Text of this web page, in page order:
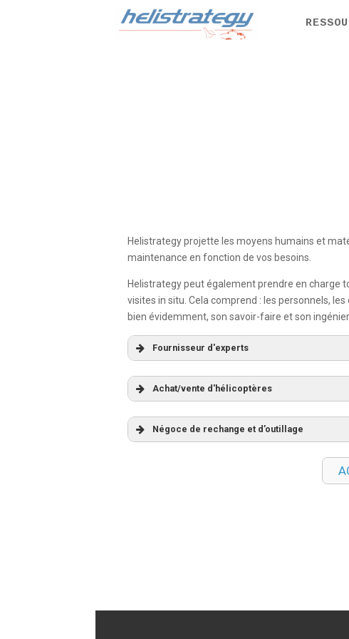
Helistrategy projette les moyens humains et
maintenance en fonction de vos besoins.
Helistrategy peut également prendre en charge
visites in situ. Cela comprend : les personnels,
bien évidemment, son savoir-faire et son
Fournisseur d'experts
Achat/vente d'hélicoptères
Négoce de rechange et d’outillage